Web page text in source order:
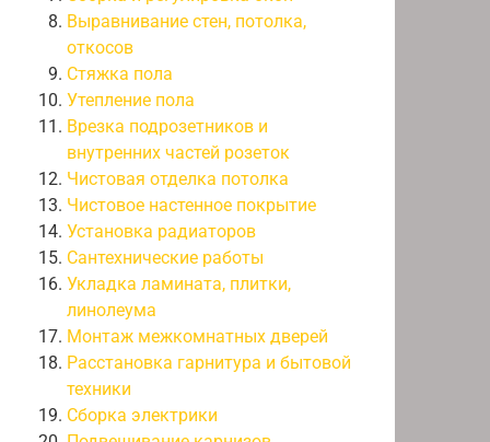
Выравнивание стен, потолка,
откосов
Стяжка пола
Утепление пола
Врезка подрозетников и
внутренних частей розеток
Чистовая отделка потолка
Чистовое настенное покрытие
Установка радиаторов
Сантехнические работы
Укладка ламината, плитки,
линолеума
Монтаж межкомнатных дверей
Расстановка гарнитура и бытовой
техники
Сборка электрики